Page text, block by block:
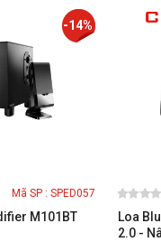
-14%
Mã SP : SPED057
M101BT
Loa
2.0 -